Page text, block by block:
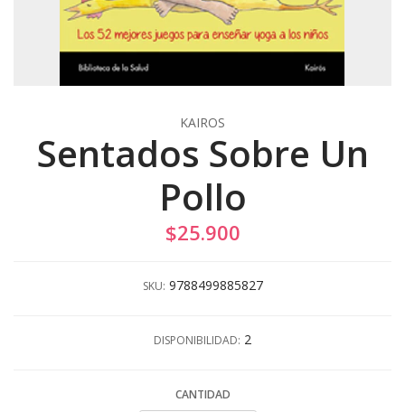
KAIROS
Sentados Sobre Un
Pollo
$25.900
SKU: 9788499885827
DISPONIBILIDAD: 2
CANTIDAD